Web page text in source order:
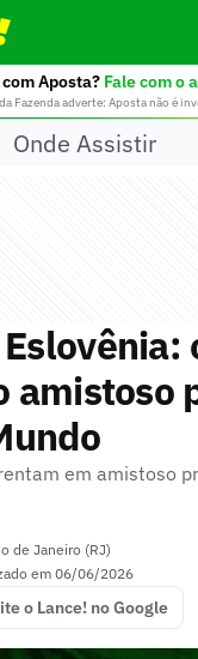
Aposta? Fale com o
Fazenda adverte: Aposta não é
Onde Assistir
amistoso
em amistoso
de Janeiro (RJ)
em 06/06/2026
o Lance! no Google